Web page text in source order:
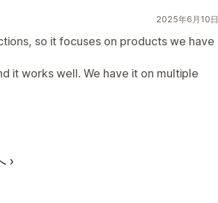
2025年6月10日
so it focuses on products we have
it works well. We have it on multiple